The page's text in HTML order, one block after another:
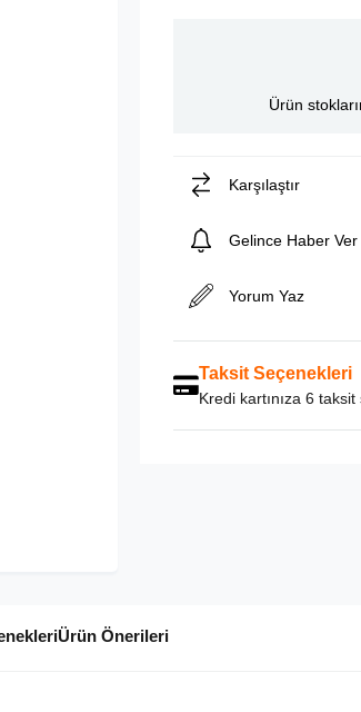
Ürün
Karşılaştır
Gelince Haber Ver
Yorum Yaz
Taksit Seçenekleri
Kredi kartınıza 6
Ürün Önerileri